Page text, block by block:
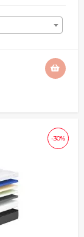
-30%